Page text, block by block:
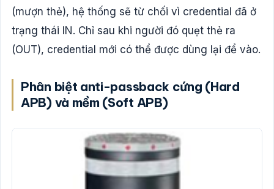
(mượn thẻ), hệ thống sẽ từ chối vì credential đã ở
trạng thái IN. Chỉ sau khi người đó quẹt thẻ ra
(OUT), credential mới có thể được dùng lại để vào.
Phân biệt anti-passback cứng (Hard
APB) và mềm (Soft APB)